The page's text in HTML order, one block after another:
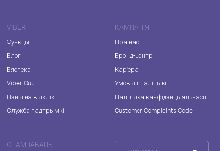
VIBER
Функцыі
Блог
Бяспека
Viber Out
Цэны на выклікі
Служба падтрымкі
КАМПАНІЯ
Пра нас
Брэнд-цэнтр
Кар'ера
Умовы і Палітыкі
Палітыка канфідэнцыяльнасці
Customer Complaints Code
СПАМПАВАЦЬ